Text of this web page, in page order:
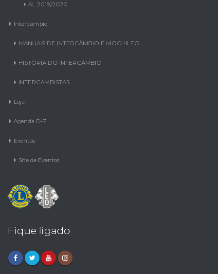
AL 2019/2020
Intercâmbio
MANUAIS DE INTERCÂMBIO E MOCHILEO
HISTÓRIA DO INTERCÂMBIO
INTERCAMBISTAS
Loja
Agenda D-7
Eventos
Site de Eventos
Fique ligado